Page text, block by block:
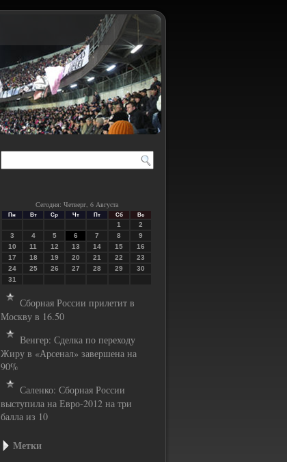
Сегодня: Четверг, 6 Августа
Пн Вт Ср Чт Пт Сб Вс
1
2
3
4 5 6 7 8
9
10
11 12 13 14 15
16
17
18 19 20 21 22
23
24
25 26 27 28 29
30
31
Сборная России прилетит в
Москву в 16.50
Венгер: Сделка по переходу
Жиру в «Арсенал» завершена на
90%
Саленко: Сборная России
выступила на Евро-2012 на три
балла из 10
Метки